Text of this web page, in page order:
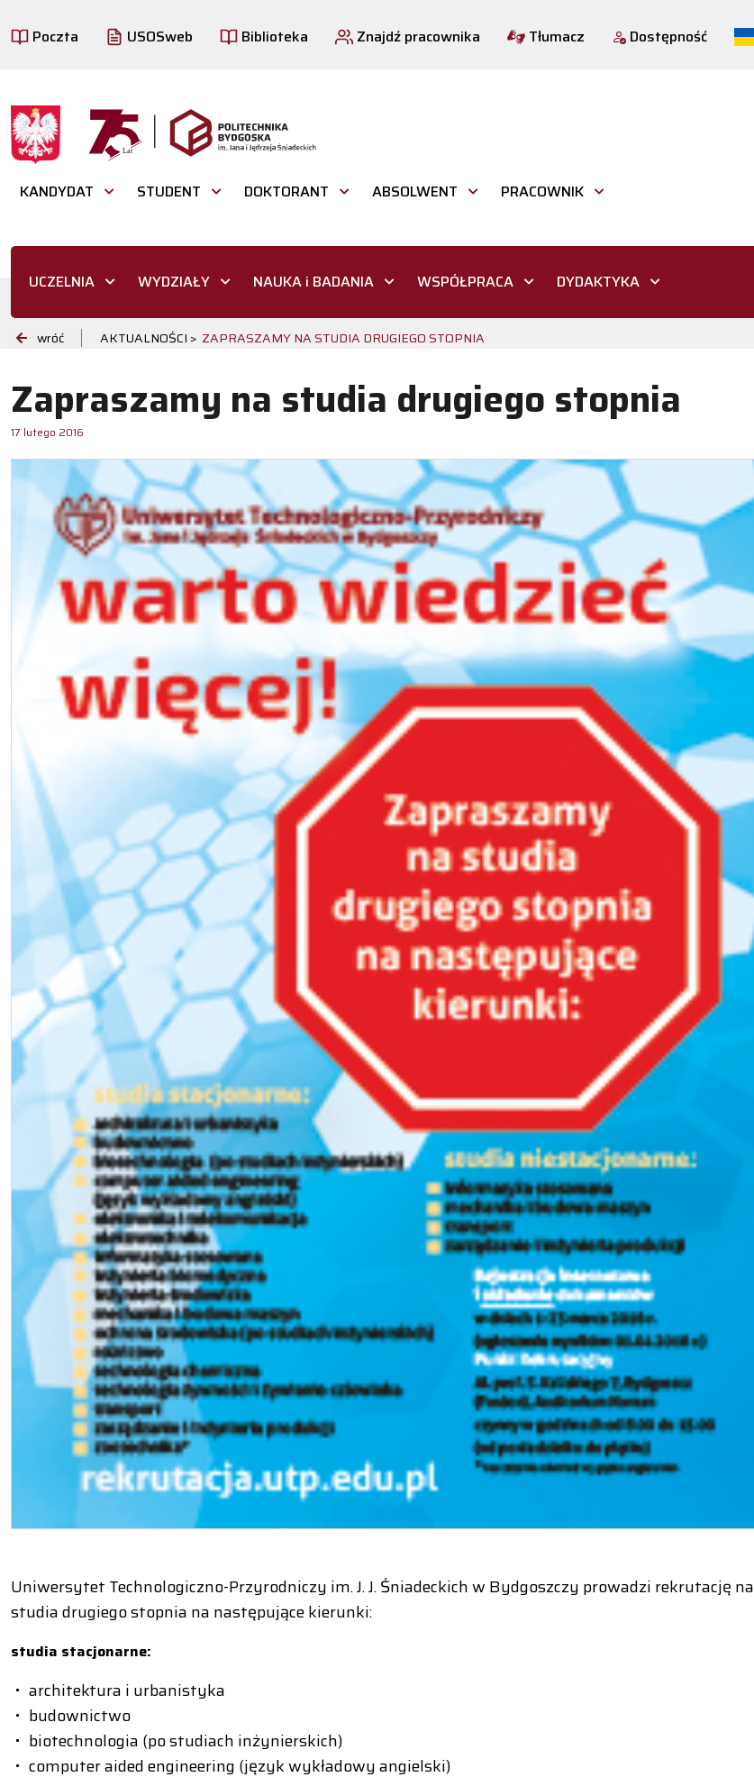
Poczta USOSweb Biblioteka Znajdź pracownika Tłumacz Dostępność
KANDYDAT STUDENT DOKTORANT ABSOLWENT PRACOWNIK
UCZELNIA WYDZIAŁY NAUKA i BADANIA WSPÓŁPRACA DYDAKTYKA
wróć AKTUALNOŚCI > ZAPRASZAMY NA STUDIA DRUGIEGO STOPNIA
Zapraszamy na studia drugiego stopnia
17 lutego 2016
Uniwersytet Technologiczno-Przyrodniczy im. J. J. Śniadeckich w Bydgoszczy prowadzi rekrutację na
studia drugiego stopnia na następujące kierunki:
studia stacjonarne:
architektura i urbanistyka
budownictwo
biotechnologia (po studiach inżynierskich)
computer aided engineering (język wykładowy angielski)